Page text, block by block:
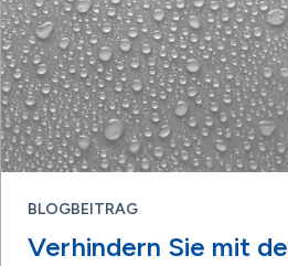
BLOGBEITRAG
Verhindern Sie mit